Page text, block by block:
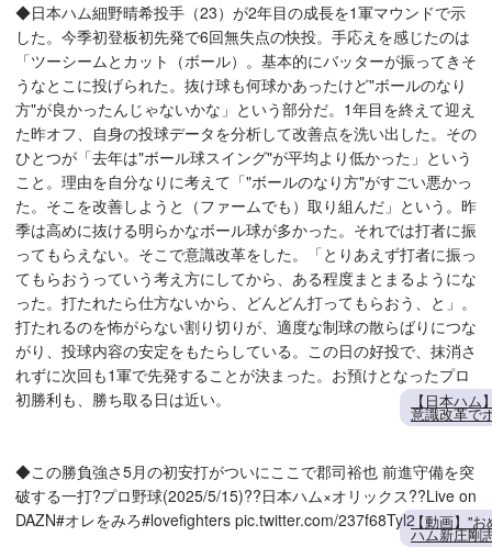
◆日本ハム細野晴希投手（23）が2年目の成長を1軍マウンドで示
した。今季初登板初先発で6回無失点の快投。手応えを感じたのは
「ツーシームとカット（ボール）。基本的にバッターが振ってきそ
うなとこに投げられた。抜け球も何球かあったけど"ボールのなり
方"が良かったんじゃないかな」という部分だ。1年目を終えて迎え
た昨オフ、自身の投球データを分析して改善点を洗い出した。その
ひとつが「去年は"ボール球スイング"が平均より低かった」という
こと。理由を自分なりに考えて「"ボールのなり方"がすごい悪かっ
た。そこを改善しようと（ファームでも）取り組んだ」という。昨
季は高めに抜ける明らかなボール球が多かった。それでは打者に振
ってもらえない。そこで意識改革をした。「とりあえず打者に振っ
てもらおうっていう考え方にしてから、ある程度まとまるようにな
った。打たれたら仕方ないから、どんどん打ってもらおう、と」。
打たれるのを怖がらない割り切りが、適度な制球の散らばりにつな
がり、投球内容の安定をもたらしている。この日の好投で、抹消さ
れずに次回も1軍で先発することが決まった。お預けとなったプロ
初勝利も、勝ち取る日は近い。
【日本ハ
意識改革で
◆この勝負強さ5月の初安打がついにここで郡司裕也 前進守備を突
破する一打?プロ野球(2025/5/15)??日本ハム×オリックス??Live on
DAZN#オレをみろ#lovefighters pic.twitter.com/237f68Tyl2【動画】"
ハム新庄剛